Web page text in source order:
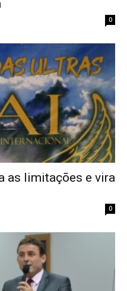
0
as limitações e vira
0